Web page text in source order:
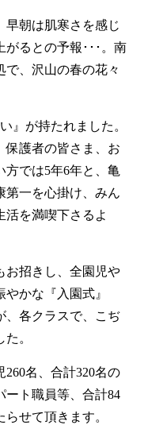
早朝は肌寒さを感じ
がるとの予報･･･。南
、沢山の春の花々
』が持たれました。
保護者の皆さま、お
方では5年6年と、亀
第一を心掛け、みん
活を満喫下さるよ
お招きし、全園児や
かな『入園式』
、各クラスで、こぢ
。
名、合計320名の
ート職員等、合計84
せて頂きます。